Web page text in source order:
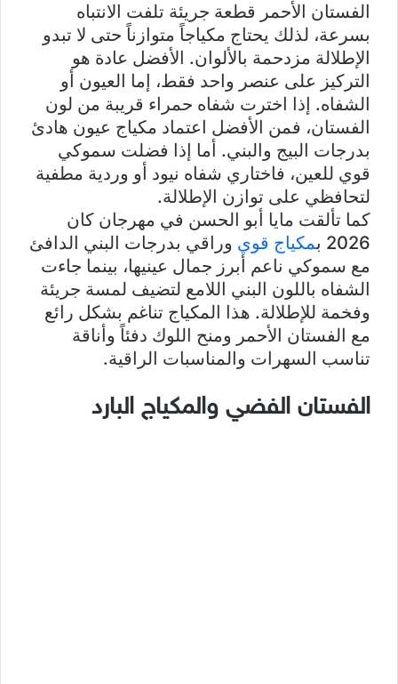
الفستان الأحمر قطعة جريئة تلفت الانتباه
بسرعة، لذلك يحتاج مكياجاً متوازناً حتى لا تبدو
الإطلالة مزدحمة بالألوان. الأفضل عادة هو
التركيز على عنصر واحد فقط، إما العيون أو
الشفاه. إذا اخترت شفاه حمراء قريبة من لون
الفستان، فمن الأفضل اعتماد مكياج عيون هادئ
بدرجات البيج والبني. أما إذا فضلت سموكي
قوي للعين، فاختاري شفاه نيود أو وردية مطفية
لتحافظي على توازن الإطلالة.
كما تألقت مايا أبو الحسن في مهرجان كان
2026 ب مكياج قوي وراقي بدرجات البني الدافئ
مع سموكي ناعم أبرز جمال عينيها، بينما جاءت
الشفاه باللون البني اللامع لتضيف لمسة جريئة
وفخمة للإطلالة. هذا المكياج تناغم بشكل رائع
مع الفستان الأحمر ومنح اللوك دفئاً وأناقة
تناسب السهرات والمناسبات الراقية.
الفستان الفضي والمكياج البارد